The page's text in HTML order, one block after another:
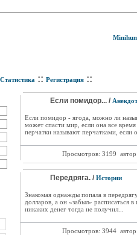
Статистика :: Регистрация ::
Если помидор... /
Если помидор - ягода, можно ли
может спасти мир, если она все
перчатки называют перчатками, если
Просмотров: 3199
Передряга. / Истории
Знакомая однажды попала в
долларов, а он «забыл» расписаться
никаких денег тогда не получил...
Просмотров: 3944